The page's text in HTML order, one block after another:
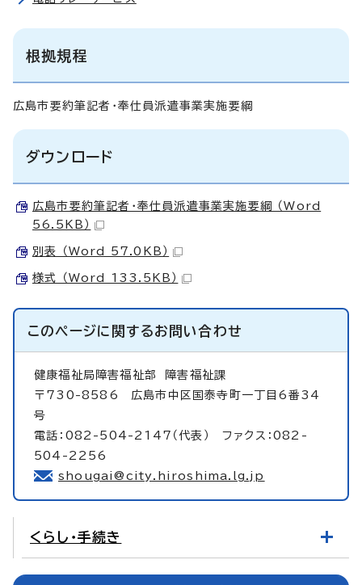
根拠規程
広島市要約筆記者・奉仕員派遣事業実施要綱
ダウンロード
広島市要約筆記者・奉仕員派遣事業実施要綱 （Word
56.5KB）
別表 （Word 57.0KB）
様式 （Word 133.5KB）
このページに関するお問い合わせ
健康福祉局障害福祉部
障害福祉課
〒730-8586 広島市中区国泰寺町一丁目6番34
号
電話：082-504-2147（代表） ファクス：082-
504-2256
shougai@city.hiroshima.lg.jp
くらし・手続き